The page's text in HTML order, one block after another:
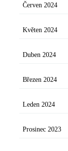
Červen 2024
Květen 2024
Duben 2024
Březen 2024
Leden 2024
Prosinec 2023